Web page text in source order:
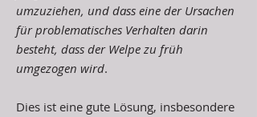
umzuziehen, und dass eine der Ursachen
für problematisches Verhalten darin
besteht, dass der Welpe zu früh
umgezogen wird.
Dies ist eine gute Lösung, insbesondere